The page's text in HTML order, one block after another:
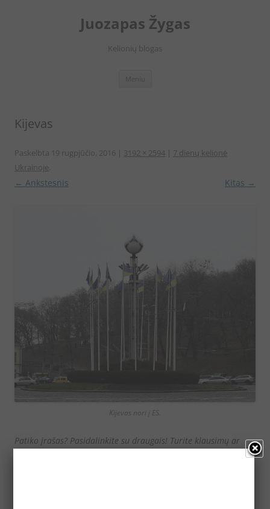
Juozapas Žygas
Kelionių blogas
Kijevas
Paskelbta 19 rugpjūčio, 2016 | 3192 × 2594 | 7 dienų kelionė
Ukrainoje.
← Ankstesnis Kitas →
Kijevas nori į ES.
Patiko įrašas? Pasidalinkite su draugais! Turite klausimų ar